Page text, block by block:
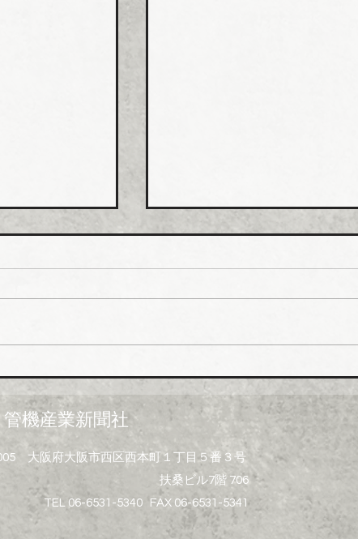
配送センタ
ど関西№１の
流体制の強化
関西配送セン
開始した。
ーは、地上５
層）鉄骨造で
０２坪、延床
坪。５階部分
強会などを開
設けられてい
日本継手 管継手など９月か
手やコア継手、ステンレスねじ
各種管継手と関連部材について
価格改定を実施する。 管継手
類の原材料、副資材の調達コス
トの高騰に加えて、エネルギー
コストの上昇やその他の資材価
格、輸送コストなど間接費用も
増大しており、企業努力だけで
は製造コストを吸収することが
機産業新聞社
大阪府大阪市西区西本町１丁目５番３号
扶桑ビル7階 706
TEL 06-6531-5340 FAX 06-6531-5341